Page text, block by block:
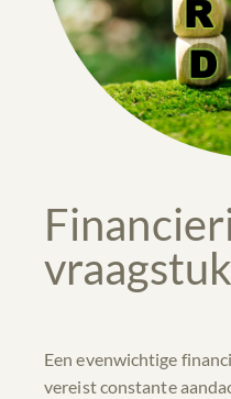
Een evenwichtige
vereist constante